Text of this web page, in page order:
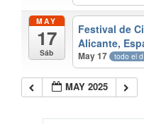
MAY
17
Sáb
Festival de
Alicante,
May 17 todo el
MAY 2025